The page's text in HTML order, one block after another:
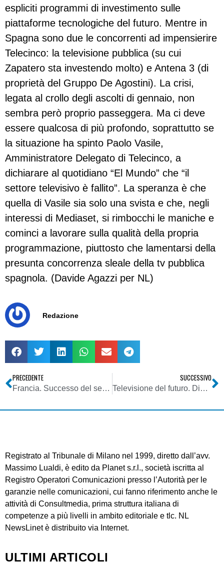
espliciti programmi di investimento sulle
piattaforme tecnologiche del futuro. Mentre in
Spagna sono due le concorrenti ad impensierire
Telecinco: la televisione pubblica (su cui
Zapatero sta investendo molto) e Antena 3 (di
proprietà del Gruppo De Agostini). La crisi,
legata al crollo degli ascolti di gennaio, non
sembra però proprio passeggera. Ma ci deve
essere qualcosa di più profondo, soprattutto se
la situazione ha spinto Paolo Vasile,
Amministratore Delegato di Telecinco, a
dichiarare al quotidiano “El Mundo” che “il
settore televisivo è fallito”. La speranza è che
quella di Vasile sia solo una svista e che, negli
interessi di Mediaset, si rimbocchi le maniche e
cominci a lavorare sulla qualità della propria
programmazione, piuttosto che lamentarsi della
presunta concorrenza sleale della tv pubblica
spagnola. (Davide Agazzi per NL)
Redazione
PRECEDENTE
Francia. Successo del servizio antitruffe via sms
SUCCESSIVO
Televisione del futuro. Digitale terrestre avanti tutta. Anche perché probabilmente qualcuno indietro non può più tornare
Registrato al Tribunale di Milano nel 1999, diretto dall’avv.
Massimo Lualdi, è edito da Planet s.r.l., società iscritta al
Registro Operatori Comunicazioni presso l’Autorità per le
garanzie nelle comunicazioni, cui fanno riferimento anche le
attività di Consultmedia, prima struttura italiana di
competenze a più livelli in ambito editoriale e tlc. NL
NewsLinet è distribuito via Internet.
ULTIMI ARTICOLI